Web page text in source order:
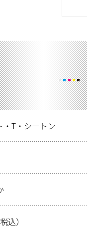
・T・シートン
込）